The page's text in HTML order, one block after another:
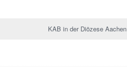
KAB in der Diözese Aachen